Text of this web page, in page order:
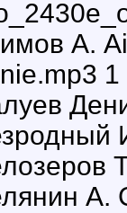
А.
1
А.